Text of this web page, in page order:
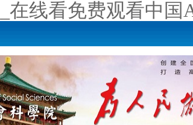
线看免费观看中国